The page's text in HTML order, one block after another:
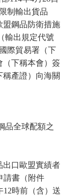
制輸出貨品
盟鋼品防衛措施
輸出規定代號
際貿易署（下
（下稱本會）簽
產證）向海關
品全球配額之
出口歐盟實績者
請書（附件
12時前（含）送